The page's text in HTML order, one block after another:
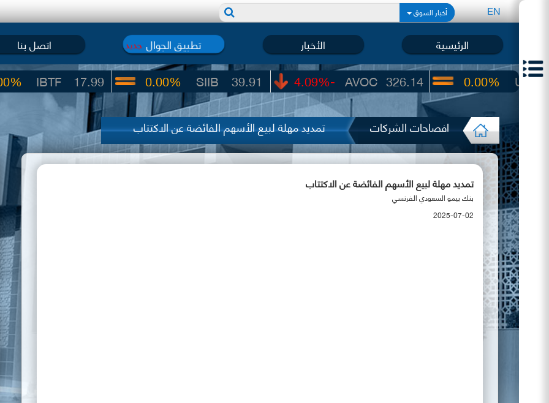
EN أخبار السوق
الرئيسية الأخبار تطبيق الجوال جديد اتصل بنا
17.99 39.91
SIIB
0.00% 326.14
AVOC 22.65
UIC
0.00%
افصاحات الشركات تمديد مهلة لبيع الأسهم الفائضة عن الاكتتاب
تمديد مهلة لبيع الأسهم الفائضة عن الاكتتاب
بنك بيمو السعودي الفرنسي
2025-07-02